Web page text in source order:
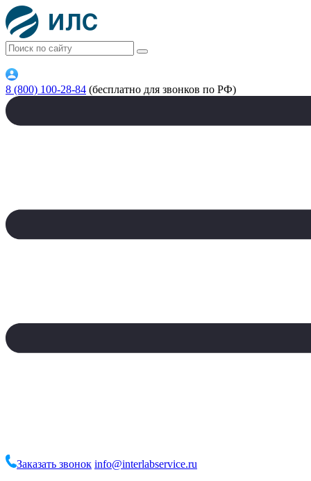
8 (800) 100-28-84 (бесплатно для звонков по РФ)
Заказать звонок info@interlabservice.ru